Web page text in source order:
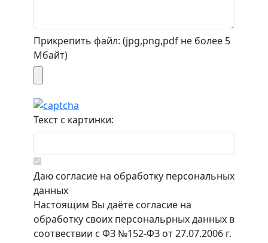
Прикрепить файл: (jpg,png,pdf не более 5
Мбайт)
Текст с картинки:
Даю согласие на обработку персональных
данных
Настоящим Вы даёте согласие на
обработку своих персональрных данных в
соотвествии с ФЗ №152-ФЗ от 27.07.2006 г.